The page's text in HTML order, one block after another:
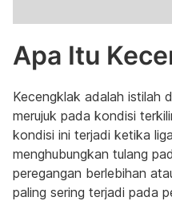
Apa Itu
Kecengklak adalah istilah
merujuk pada kondisi
kondisi ini terjadi ketika
menghubungkan tulang
peregangan berlebihan
paling sering terjadi pada